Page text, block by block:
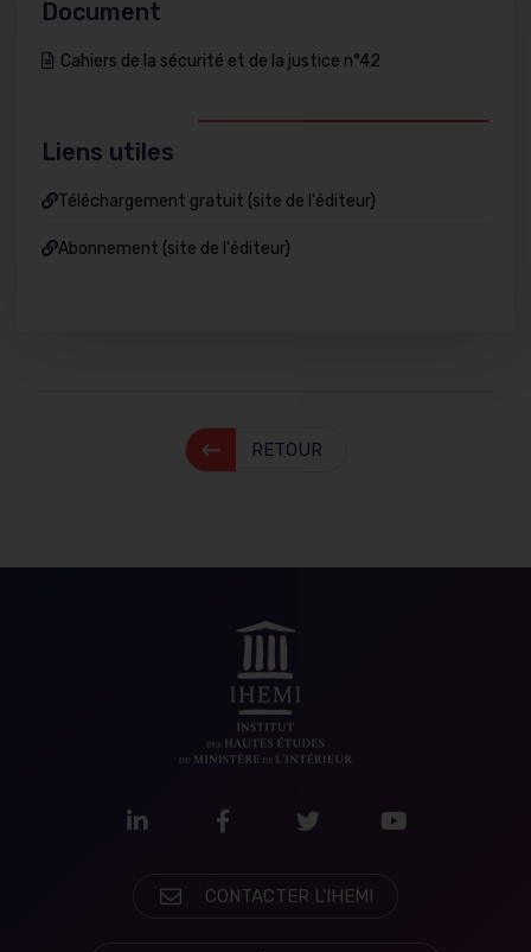
Document
Cahiers de la sécurité et de la justice n°42
Liens utiles
Téléchargement gratuit (site de l'éditeur)
Abonnement (site de l'éditeur)
RETOUR
LinkedInFacebookTwitterYoutube
CONTACTER L'IHEMI